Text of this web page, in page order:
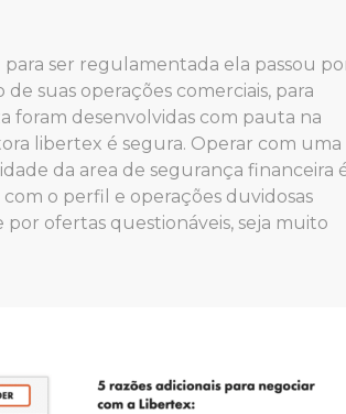
ser regulamentada ela passou
suas operações comerciais, para
foram desenvolvidas com pauta na
libertex é segura. Operar com uma
da area de segurança financeira
o perfil e operações duvidosas
por ofertas questionáveis, seja muito